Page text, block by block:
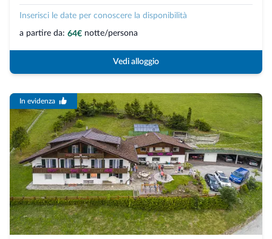
Inserisci le date per conoscere la disponibilità
a partire da: 64€ notte/persona
Vedi alloggio
In evidenza